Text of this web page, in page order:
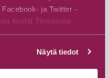
ja Twitter -
löydät Tietosuoja-
Näytä tiedot